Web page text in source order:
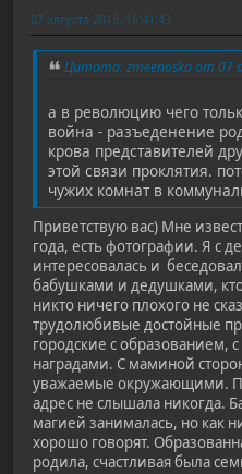
07 августа 2018, 16:41:43
Цитата: zmeenoska от 07
а в революцию чего
война - разъеденение
крова представителей
этой связи проклятия.
чужих комнат в
Приветствую вас) Мне
года, есть фотографии. Я с
интересовалась и
бабушками и дедушками,
никто ничего плохого не
трудолюбивые достойные
городские с образованием,
наградами. С маминой
уважаемые окружающими.
адрес не слышала никогда.
магией занималась, но как
хорошо говорят.
родила, счастливая была